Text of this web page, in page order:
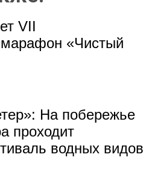
VII
«Чистый
На побережье
проходит
водных видов